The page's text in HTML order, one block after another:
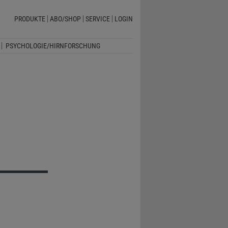
PRODUKTE ABO/SHOP SERVICE LOGIN
PSYCHOLOGIE/HIRNFORSCHUNG